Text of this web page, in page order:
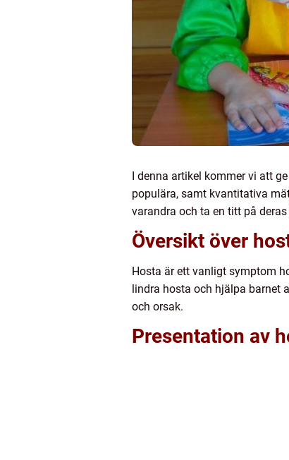
I denna artikel kommer vi att
populära, samt kvantitativa
varandra och ta en titt på
Översikt över
Hosta är ett vanligt symptom
lindra hosta och hjälpa barnet
och orsak.
Presentation av